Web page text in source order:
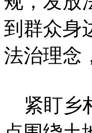
到群众身
法治理念
紧盯乡